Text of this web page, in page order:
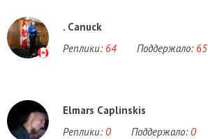
. Canuck
Реплики: 64 Поддержало: 65
Elmars Caplinskis
Реплики: 0 Поддержало: 0